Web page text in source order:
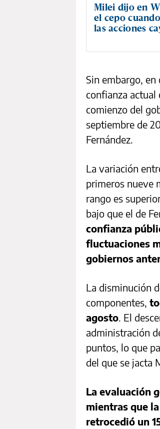
Milei dijo en
el cepo
las acciones
Sin embargo,
confianza actual
comienzo del
septiembre de
Fernández.
La variación
primeros nueve
rango es
bajo que el de
confianza
fluctuaciones
gobiernos
La disminución
componentes,
agosto. El
administración
puntos, lo que
del que se jacta
La evaluación
mientras que
retrocedió un